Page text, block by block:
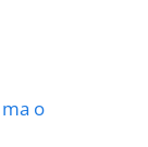
ma o